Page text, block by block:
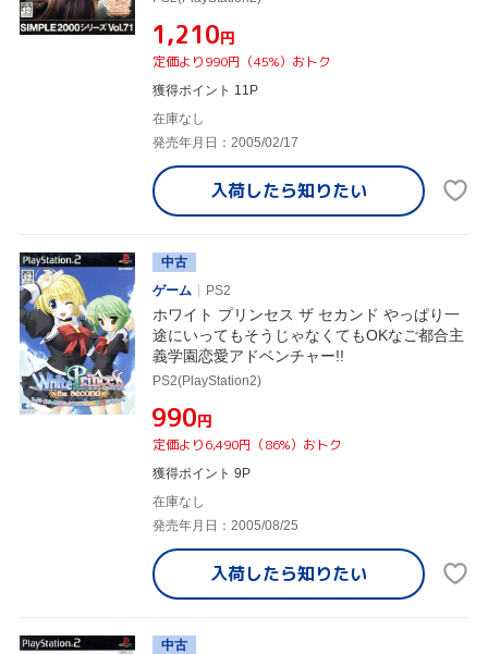
¥1,210円
定価より990円（45%）おトク
獲得ポイント 11P
在庫なし
発売年月日：2005/02/17
入荷したら知りたい
中古
ゲーム
PS2
ホワイト プリンセス ザ セカンド やっぱり一
途にいってもそうじゃなくてもOKなご都合主
義学園恋愛アドベンチャー!!
PS2(PlayStation2)
¥990円
定価より6,490円（86%）おトク
獲得ポイント 9P
在庫なし
発売年月日：2005/08/25
入荷したら知りたい
中古